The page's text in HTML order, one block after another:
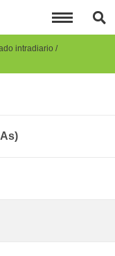
intradiario